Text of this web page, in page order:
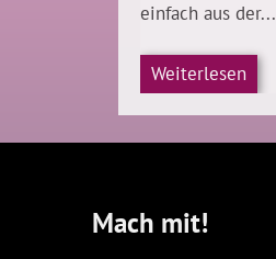
einfach aus der...
Weiterlesen
Mach mit!